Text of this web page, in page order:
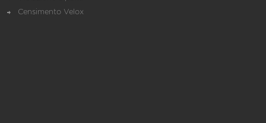
Censimento Velox